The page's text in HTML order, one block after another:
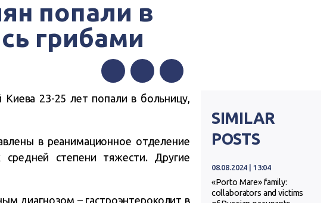
попали в
грибами
FacebookTwitterTelegram
23-25 лет попали в больницу,
в реанимационное отделение
степени тяжести. Другие
диагнозом – гастроэнтероколит в
SIMILAR
POSTS
08.08.2024 | 13:04
«Porto Mare» family:
collaborators and victims